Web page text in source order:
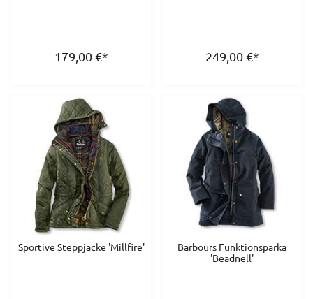
179,00€* 249,00€*
Sportive Steppjacke 'Millfire'
Barbours Funktionsparka
'Beadnell'